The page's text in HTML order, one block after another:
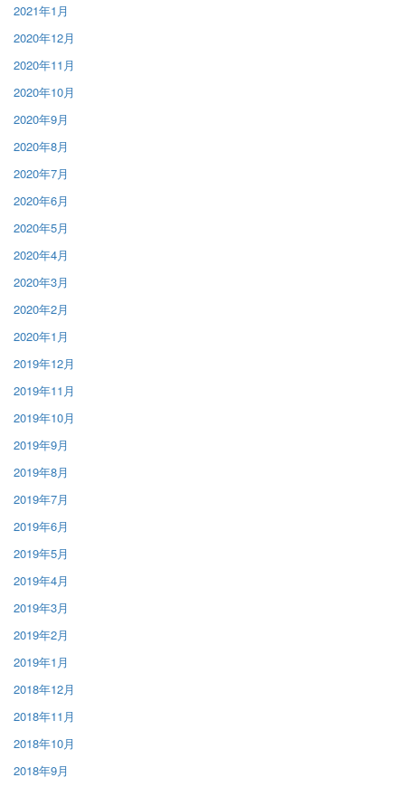
2021年1月
2020年12月
2020年11月
2020年10月
2020年9月
2020年8月
2020年7月
2020年6月
2020年5月
2020年4月
2020年3月
2020年2月
2020年1月
2019年12月
2019年11月
2019年10月
2019年9月
2019年8月
2019年7月
2019年6月
2019年5月
2019年4月
2019年3月
2019年2月
2019年1月
2018年12月
2018年11月
2018年10月
2018年9月